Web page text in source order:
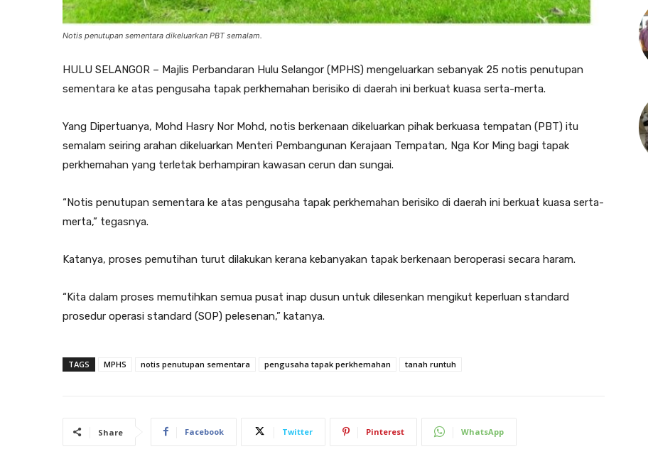
Notis penutupan sementara dikeluarkan PBT semalam.
HULU SELANGOR – Majlis Perbandaran Hulu Selangor (MPHS) mengeluarkan sebanyak 25 notis penutupan
sementara ke atas pengusaha tapak perkhemahan berisiko di daerah ini berkuat kuasa serta-merta.
Yang Dipertuanya, Mohd Hasry Nor Mohd, notis berkenaan dikeluarkan pihak berkuasa tempatan (PBT) itu
semalam seiring arahan dikeluarkan Menteri Pembangunan Kerajaan Tempatan, Nga Kor Ming bagi tapak
perkhemahan yang terletak berhampiran kawasan cerun dan sungai.
“Notis penutupan sementara ke atas pengusaha tapak perkhemahan berisiko di daerah ini berkuat kuasa serta-
merta,” tegasnya.
Katanya, proses pemutihan turut dilakukan kerana kebanyakan tapak berkenaan beroperasi secara haram.
“Kita dalam proses memutihkan semua pusat inap dusun untuk dilesenkan mengikut keperluan standard
prosedur operasi standard (SOP) pelesenan,” katanya.
TAGS MPHS notis penutupan sementara pengusaha tapak perkhemahan tanah runtuh
Share Facebook Twitter Pinterest WhatsApp